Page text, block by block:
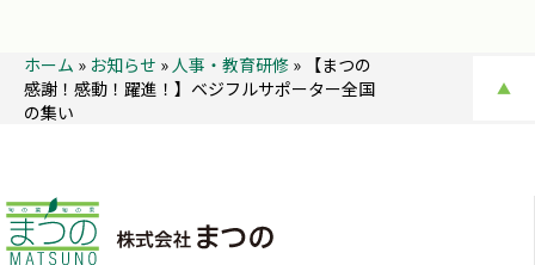
ホーム » お知らせ » 人事・教育研修 » 【まつの
感謝！感動！躍進！】ベジフルサポーター全国
の集い
▲